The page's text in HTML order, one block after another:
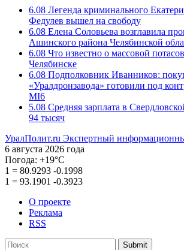
6.08 Легенда криминального
Федулев вышел на свободу
6.08 Елена Соловьева возглавила
Ашинского района Челябинской
6.08 Что известно о массовой
Челябинске
6.08 Подполковник Иванников:
«Уралдронзавода» готовили под
MI6
5.08 Средняя зарплата в
94 тысяч
УралПолит.ru Экспертный
6 августа 2026 года
Погода: +19°С
1 = 80.9293 -0.1998
1 = 93.1901 -0.3923
О проекте
Реклама
RSS
Submit